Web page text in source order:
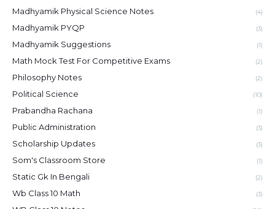
Madhyamik Physical Science Notes (4)
Madhyamik PYQP (3)
Madhyamik Suggestions (1)
Math Mock Test For Competitive Exams (2)
Philosophy Notes (2)
Political Science (10)
Prabandha Rachana (1)
Public Administration (3)
Scholarship Updates (3)
Som's Classroom Store (1)
Static Gk In Bengali (2)
Wb Class 10 Math (3)